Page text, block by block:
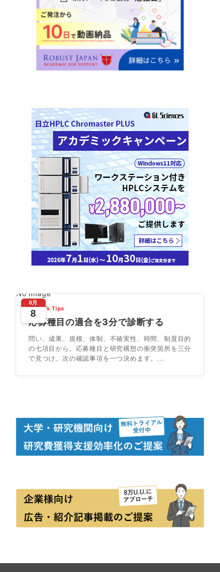
No Image
8月
8
Today's Tips
応募種目の適合を3分で診断する
問い、成果、規模、体制、不確実性、時間、制度目的
の七項目から、応募種目と研究構想の衝突箇所を三分
で見つけ、次の確認事項を一つ決めます。...